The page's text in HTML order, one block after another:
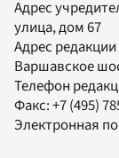
Адрес
улица, дом 67
Адрес
Варшавское
Телефон
Факс:+7 (495)
Электронная